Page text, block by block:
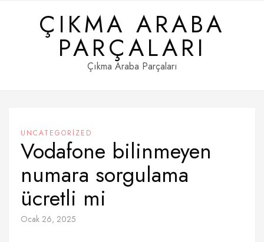
ÇIKMA ARABA
PARÇALARI
Çıkma Araba Parçaları
UNCATEGORIZED
Vodafone bilinmeyen
numara sorgulama
ücretli mi
Ocak 26, 2025